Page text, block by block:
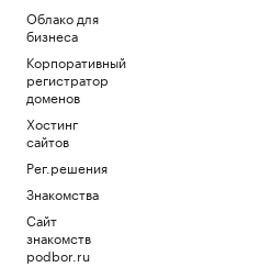
Облако для
бизнеса
Корпоративный
регистратор
доменов
Хостинг
сайтов
Рег.решения
Знакомства
Сайт
знакомств
podbor.ru